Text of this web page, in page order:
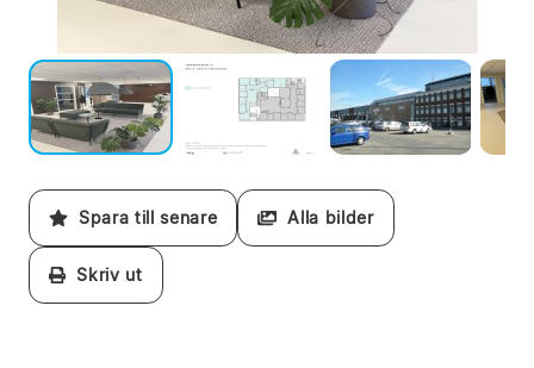
Spara till senare Alla bilder
Skriv ut